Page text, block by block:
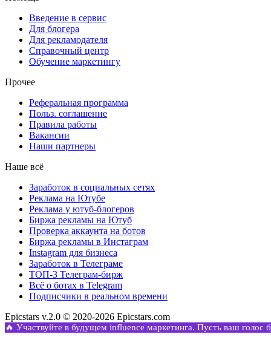
Введение в сервис
Для блогера
Для рекламодателя
Справочный центр
Обучение маркетингу
Прочее
Реферальная программа
Польз. соглашение
Правила работы
Вакансии
Наши партнеры
Наше всё
Заработок в социальных сетях
Реклама на Ютубе
Реклама у ютуб-блогеров
Биржа рекламы на Ютуб
Проверка аккаунта на ботов
Биржа рекламы в Инстаграм
Instagram для бизнеса
Заработок в Телеграме
ТОП-3 Телеграм-бирж
Всё о ботах в Telegram
Подписчики в реальном времени
Epicstars v.2.0 © 2020-2026 Epicstars.com
🔥 Участвуйте в будущем influence маркетинга. Пусть ваш голос